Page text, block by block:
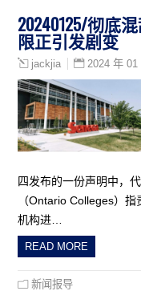
20240125/彻底
限正引发剧变
jackjia 2024 年 01
四发布的一份声明中，
（Ontario Colleges）
机构进…
READ MORE
新闻报导